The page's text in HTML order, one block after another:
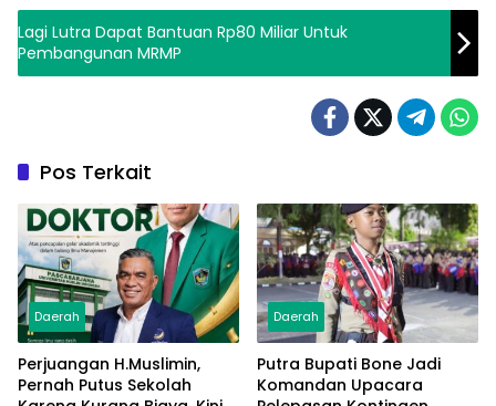
Lagi Lutra Dapat Bantuan Rp80 Miliar Untuk
Pembangunan MRMP
Pos Terkait
Daerah
Perjuangan H.Muslimin,
Pernah Putus Sekolah
Daerah
Putra Bupati Bone Jadi
Komandan Upacara